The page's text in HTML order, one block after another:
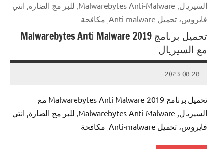
السيريال, Malwarebytes Anti-Malware, للبرامج الضارة, انتي
فايروس، تحميل Anti-malware, مكافحة
تحميل برنامج Malwarebytes Anti Malware 2019
مع السيريال
2023-08-28
Admin
تحميل برنامج Malwarebytes Anti Malware 2019 مع
السيريال, Malwarebytes Anti-Malware, للبرامج الضارة, انتي
فايروس، تحميل Anti-malware, مكافحة